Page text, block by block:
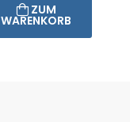
ZUM
WARENKORB